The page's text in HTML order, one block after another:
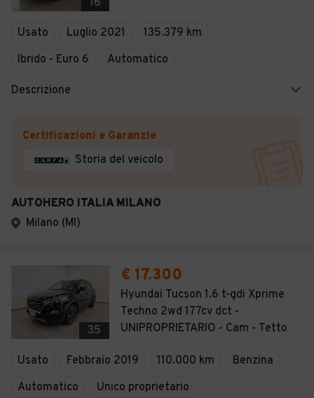
16
Usato Luglio 2021
135.379 km
Ibrido - Euro 6
Automatico
Descrizione
Certificazioni e Garanzie
Storia del veicolo
AUTOHERO ITALIA MILANO
Milano (MI)
35
€ 17.300
Hyundai Tucson 1.6 t-gdi Xprime
Techno 2wd 177cv dct -
UNIPROPRIETARIO - Cam - Tetto
Usato Febbraio 2019 110.000 km
Benzina
Automatico
Unico proprietario